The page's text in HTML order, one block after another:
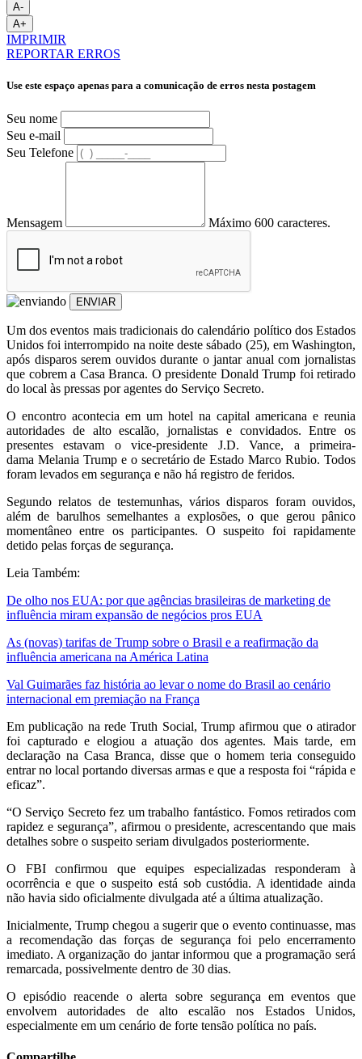
A-
A+
IMPRIMIR
REPORTAR ERROS
Use este espaço apenas para a comunicação de erros nesta postagem
Seu nome
Seu e-mail
Seu Telefone
Mensagem Máximo 600 caracteres.
ENVIAR
Um dos eventos mais tradicionais do calendário político dos Estados
Unidos foi interrompido na noite deste sábado (25), em Washington,
após disparos serem ouvidos durante o jantar anual com jornalistas
que cobrem a Casa Branca. O presidente Donald Trump foi retirado
do local às pressas por agentes do Serviço Secreto.
O encontro acontecia em um hotel na capital americana e reunia
autoridades de alto escalão, jornalistas e convidados. Entre os
presentes estavam o vice-presidente J.D. Vance, a primeira-
dama Melania Trumpe o secretário de EstadoMarco Rubio. Todos
foram levados em segurança e não há registro de feridos.
Segundo relatos de testemunhas, vários disparos foram ouvidos,
além de barulhos semelhantes a explosões, o que gerou pânico
momentâneo entre os participantes. O suspeito foi rapidamente
detido pelas forças de segurança.
Leia Também:
De olho nos EUA: por que agências brasileiras de marketing de
influência miram expansão de negócios pros EUA
As (novas) tarifas de Trump sobre o Brasil e a reafirmação da
influência americana na América Latina
Val Guimarães faz história ao levar o nome do Brasil ao cenário
internacional em premiação na França
Em publicação na rede Truth Social, Trump afirmou que o atirador
foi capturado e elogiou a atuação dos agentes. Mais tarde, em
declaração na Casa Branca, disse que o homem teria conseguido
entrar no local portando diversas armas e que a resposta foi “rápida e
eficaz”.
“O Serviço Secreto fez um trabalho fantástico. Fomos retirados com
rapidez e segurança”, afirmou o presidente, acrescentando que mais
detalhes sobre o suspeito seriam divulgados posteriormente.
O FBIconfirmou que equipes especializadas responderam à
ocorrência e que o suspeito está sob custódia. A identidade ainda
não havia sido oficialmente divulgada até a última atualização.
Inicialmente, Trump chegou a sugerir que o evento continuasse, mas
a recomendação das forças de segurança foi pelo encerramento
imediato. A organização do jantar informou que a programação será
remarcada, possivelmente dentro de 30 dias.
O episódio reacende o alerta sobre segurança em eventos que
envolvem autoridades de alto escalão nos Estados Unidos,
especialmente em um cenário de forte tensão política no país.